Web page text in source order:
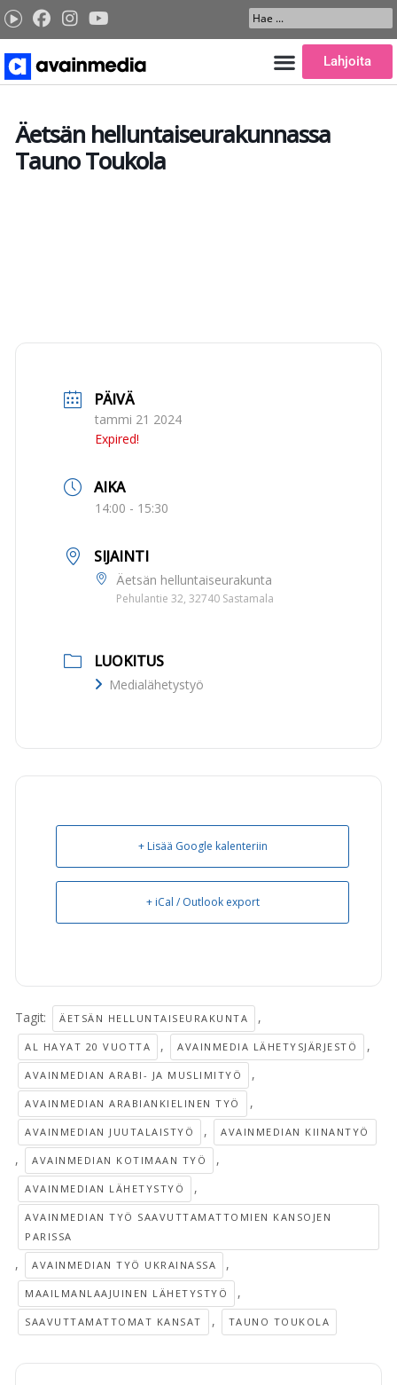
Siirry
sisältöön
Search
...
Lahjoita
Äetsän helluntaiseurakunnassa
Tauno Toukola
PÄIVÄ
tammi 21 2024
Expired!
AIKA
14:00 - 15:30
SIJAINTI
Äetsän helluntaiseurakunta
Pehulantie 32, 32740 Sastamala
LUOKITUS
Medialähetystyö
+ Lisää Google kalenteriin
+ iCal / Outlook export
Tagit: ÄETSÄN HELLUNTAISEURAKUNTA ,
AL HAYAT 20 VUOTTA , AVAINMEDIA LÄHETYSJÄRJESTÖ ,
AVAINMEDIAN ARABI- JA MUSLIMITYÖ ,
AVAINMEDIAN ARABIANKIELINEN TYÖ ,
AVAINMEDIAN JUUTALAISTYÖ , AVAINMEDIAN KIINANTYÖ
, AVAINMEDIAN KOTIMAAN TYÖ ,
AVAINMEDIAN LÄHETYSTYÖ ,
AVAINMEDIAN TYÖ SAAVUTTAMATTOMIEN KANSOJEN
PARISSA
, AVAINMEDIAN TYÖ UKRAINASSA ,
MAAILMANLAAJUINEN LÄHETYSTYÖ ,
SAAVUTTAMATTOMAT KANSAT , TAUNO TOUKOLA